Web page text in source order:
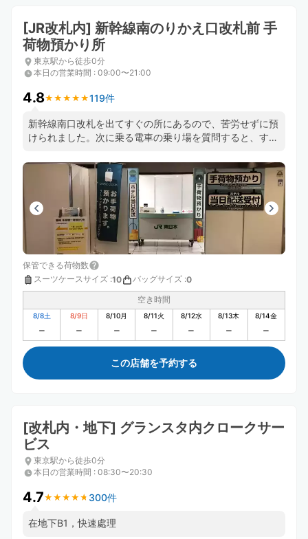
[JR改札内] 新幹線南のりかえ口改札前 手
荷物預かり所
東京駅から徒歩0分
本日の営業時間 : 09:00〜21:00
4.8★ ★ ★ ★ ★
★ ★ ★ ★ ★119件
新幹線南口改札を出てすぐの所にあるので、苦労せずに預
けられました。次に乗る電車の乗り場を質問すると、すぐ
た。
保管できる荷物数
スーツケースサイズ :10 バッグサイズ :0
空き時間
8/8土 8/9日 8/10月 8/11火 8/12水 8/13木 8/14金
この店舗を予約する
[改札内・地下] グランスタ内クロークサー
ビス
東京駅から徒歩0分
本日の営業時間 : 08:30〜20:30
4.7★ ★ ★ ★ ★
★ ★ ★ ★ ★ 300件
在地下B1，快速處理